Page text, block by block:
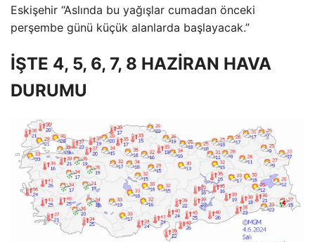
Eskişehir “Aslında bu yağışlar cumadan önceki
perşembe günü küçük alanlarda başlayacak.”
İŞTE 4, 5, 6, 7, 8 HAZİRAN HAVA
DURUMU